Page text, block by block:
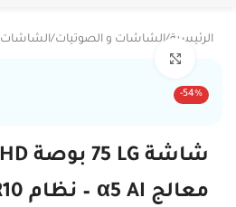
الرئيسية/الشاشات و الصوتيات/الشاشات
-54%